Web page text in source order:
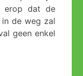
erop dat de
de weg zal
geen enkel